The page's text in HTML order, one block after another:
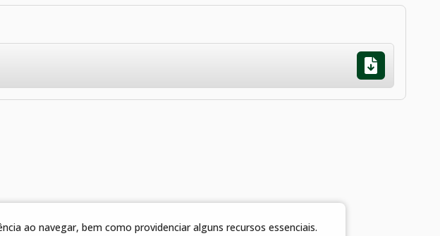
ao navegar, bem como providenciar alguns recursos essenciais.